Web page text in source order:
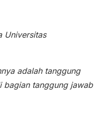
Universitas
adalah tanggung
bagian tanggung jawab